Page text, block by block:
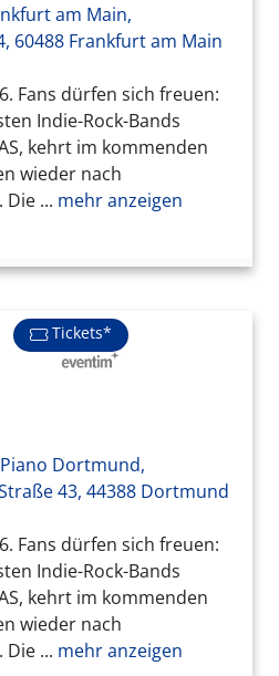
am Main,
60488 Frankfurt am Main
Fans dürfen sich freuen:
Indie-Rock-Bands
kehrt im kommenden
wieder nach
... mehr anzeigen
Tickets*
Dortmund,
43, 44388 Dortmund
Fans dürfen sich freuen:
Indie-Rock-Bands
kehrt im kommenden
wieder nach
... mehr anzeigen